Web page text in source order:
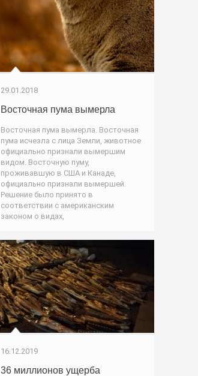
29.01.2018
Восточная пума вымерла
Восточная пума вымерла. Восточная
пума исчезла с лица Земли, животное
официально признали вымершим
видом. Восточную пуму,
проживавшую в США и Канаде,
официально признали вымершей.
Решение было принято в
соответствии с американским
законом о видах,
16.12.2019
36 миллионов ущерба